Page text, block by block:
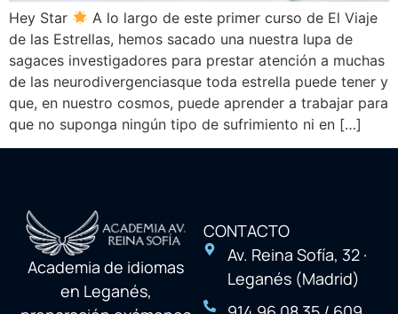
Hey Star
A lo largo de este primer curso de El Viaje
de las Estrellas, hemos sacado una nuestra lupa de
sagaces investigadores para prestar atención a muchas
de las neurodivergenciasque toda estrella puede tener y
que, en nuestro cosmos, puede aprender a trabajar para
que no suponga ningún tipo de sufrimiento ni en […]
Academia de idiomas
en Leganés,
CONTACTO
Av. Reina Sofía, 32 ·
Leganés (Madrid)